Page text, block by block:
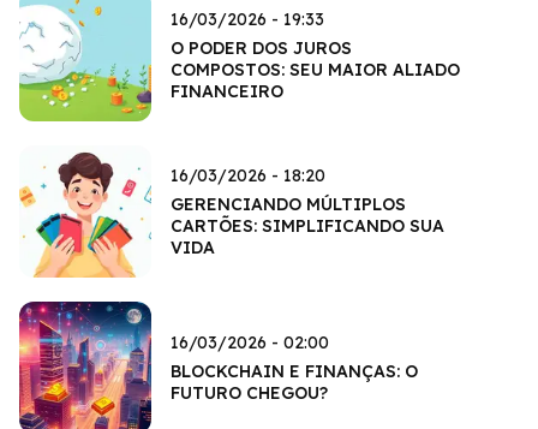
16/03/2026 - 19:33
O PODER DOS JUROS
COMPOSTOS: SEU MAIOR ALIADO
FINANCEIRO
16/03/2026 - 18:20
GERENCIANDO MÚLTIPLOS
CARTÕES: SIMPLIFICANDO SUA
VIDA
16/03/2026 - 02:00
BLOCKCHAIN E FINANÇAS: O
FUTURO CHEGOU?